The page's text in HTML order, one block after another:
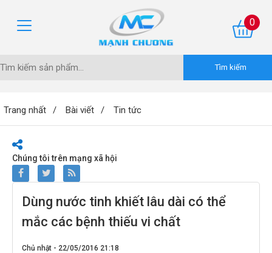
0
Trang nhất Bài viết Tin tức
Chúng tôi trên mạng xã hội
Dùng nước tinh khiết lâu dài có thể
mắc các bệnh thiếu vi chất
Chủ nhật - 22/05/2016 21:18